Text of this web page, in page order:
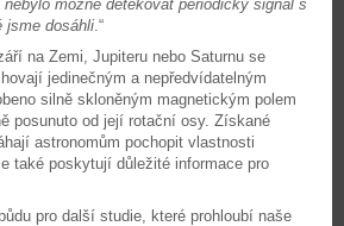
možné detekovat periodický signál s
jsme dosáhli.“
na Zemi, Jupiteru nebo Saturnu se
jedinečným a nepředvídatelným
silně skloněným magnetickým polem
posunuto od její rotační osy. Získané
astronomům pochopit vlastnosti
také poskytují důležité informace pro
pro další studie, které prohloubí naše